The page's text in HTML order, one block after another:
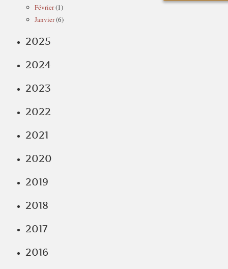
Février(1)
Janvier(6)
2025
2024
2023
2022
2021
2020
2019
2018
2017
2016